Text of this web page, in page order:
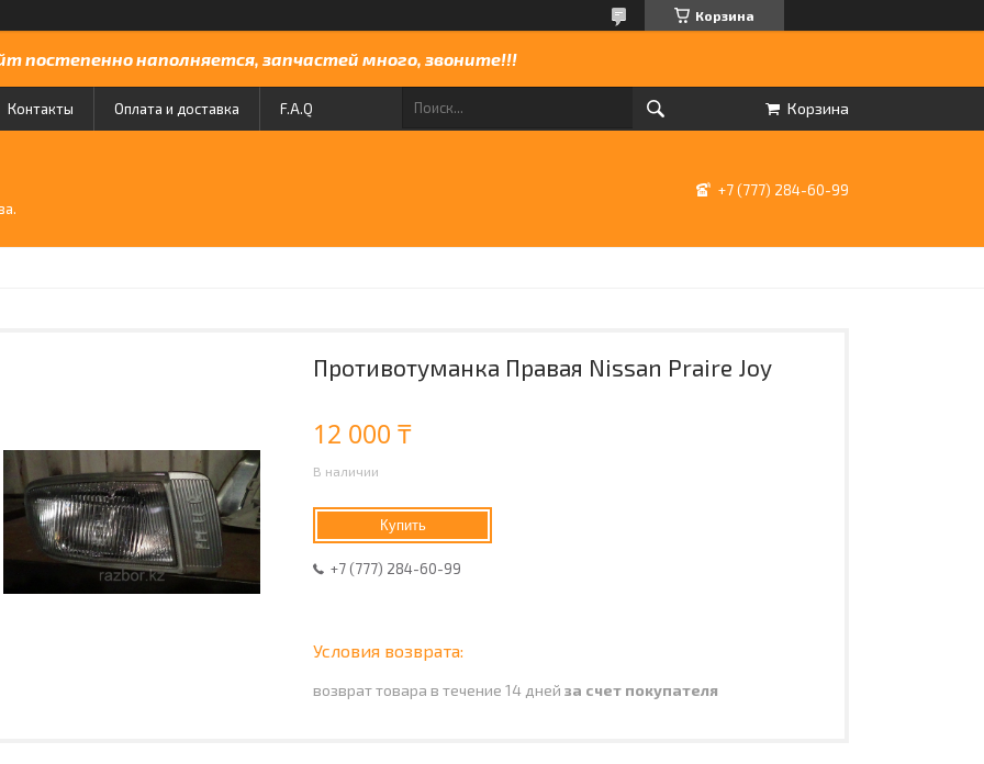
Корзина
постепенно наполняется, запчастей много, звоните!!!
Контакты Оплата и доставка F.A.Q Корзина
+7 (777) 284-60-99
Противотуманка Правая Nissan Praire Joy
12 000 ₸
В наличии
Купить
+7 (777) 284-60-99
возврат товара в течение 14 дней за счет покупателя